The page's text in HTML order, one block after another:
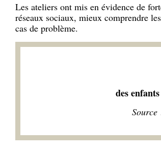
Les ateliers ont mis en évidence de
réseaux sociaux, mieux comprendre
cas de problème.
des
Source